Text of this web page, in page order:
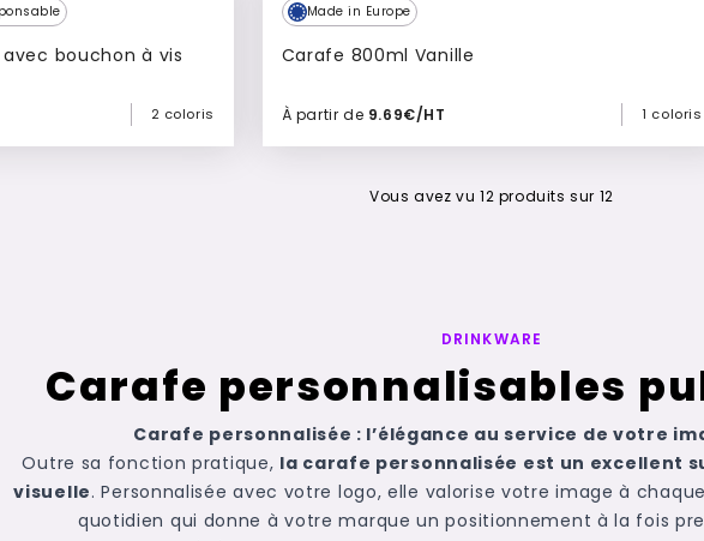
bouchon à vis
2 coloris
devis
Made in Europe
Carafe 800ml Vanille
À partir de 9.69€/HT 1 coloris
Ajouter à mon devis
Vous avez vu 12 produits sur 12
DRINKWARE
Carafe personnalisables
Carafe personnalisée : l’élégance au service de votre
Outre sa fonction pratique, la carafe personnalisée est un excellent
visuelle. Personnalisée avec votre logo, elle valorise votre image à
quotidien qui donne à votre marque un positionnement à la fois